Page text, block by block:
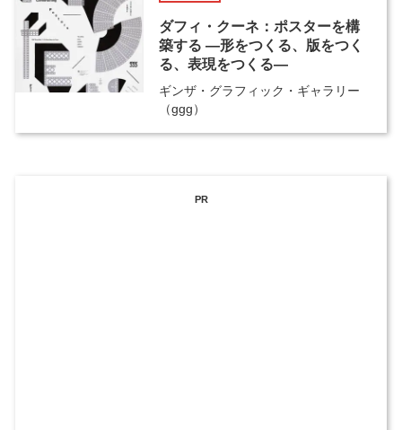
ダフィ・クーネ：ポスターを構
築する ―形をつくる、版をつく
る、表現をつくる―
ギンザ・グラフィック・ギャラリー
（ggg）
PR